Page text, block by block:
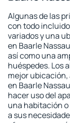
Algunas de las
con todo
variados y una
en Baarle
así como una
huéspedes. Los
mejor
en Baarle
hacer uso del
una habitación
a sus